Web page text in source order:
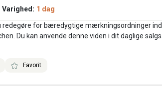
Varighed: 1 dag
redegøre for bæredygtige mærkningsordninger
Du kan anvende denne viden i dit daglige
Favorit